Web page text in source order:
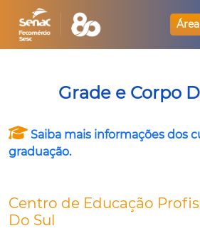
Grade e Corpo
Saiba mais informações dos
graduação.
Centro de Educação
Do Sul